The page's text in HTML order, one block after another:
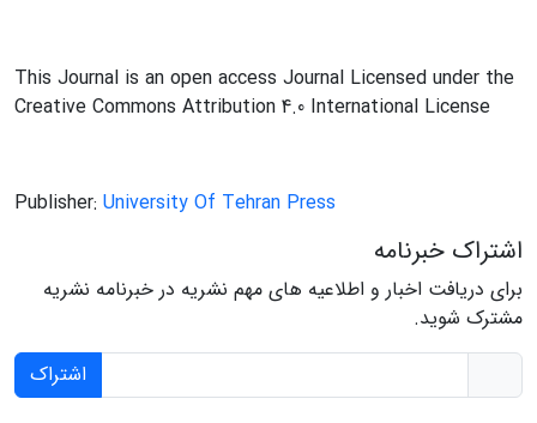
This Journal is an open access Journal Licensed under the
Creative Commons Attribution 4.0 International License
Publisher: University Of Tehran Press
اشتراک خبرنامه
برای دریافت اخبار و اطلاعیه های مهم نشریه در خبرنامه نشریه
مشترک شوید.
اشتراک